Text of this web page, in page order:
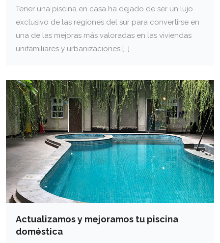
Tener una piscina en casa ha dejado de ser un lujo
exclusivo de las regiones del sur para convertirse en
una de las mejoras más valoradas en las viviendas
unifamiliares y urbanizaciones […]
Actualizamos y mejoramos tu piscina
doméstica